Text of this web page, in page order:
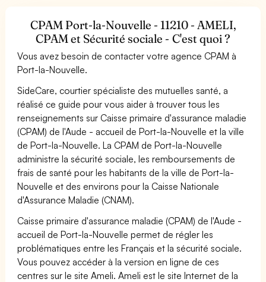
CPAM Port-la-Nouvelle - 11210 - AMELI,
CPAM et Sécurité sociale - C'est quoi ?
Vous avez besoin de contacter votre agence CPAM à
Port-la-Nouvelle.
SideCare, courtier spécialiste des mutuelles santé, a
réalisé ce guide pour vous aider à trouver tous les
renseignements sur Caisse primaire d'assurance maladie
(CPAM) de l'Aude - accueil de Port-la-Nouvelle et la ville
de Port-la-Nouvelle. La CPAM de Port-la-Nouvelle
administre la sécurité sociale, les remboursements de
frais de santé pour les habitants de la ville de Port-la-
Nouvelle et des environs pour la Caisse Nationale
d'Assurance Maladie (CNAM).
Caisse primaire d'assurance maladie (CPAM) de l'Aude -
accueil de Port-la-Nouvelle permet de régler les
problématiques entre les Français et la sécurité sociale.
Vous pouvez accéder à la version en ligne de ces
centres sur le site Ameli. Ameli est le site Internet de la